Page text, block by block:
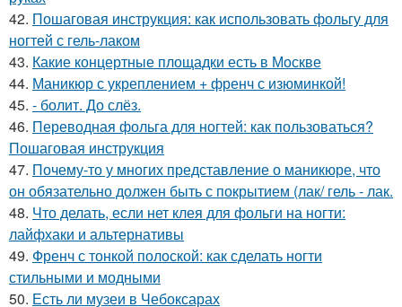
42. Пошаговая инструкция: как использовать фольгу для
ногтей с гель-лаком
43. Какие концертные площадки есть в Москве
44. Маникюр с укреплением + френч с изюминкой!
45. - болит. До слёз.
46. Переводная фольга для ногтей: как пользоваться?
Пошаговая инструкция
47. Почему-то у многих представление о маникюре, что
он обязательно должен быть с покрытием (лак/ гель - лак.
48. Что делать, если нет клея для фольги на ногти:
лайфхаки и альтернативы
49. Френч с тонкой полоской: как сделать ногти
стильными и модными
50. Есть ли музеи в Чебоксарах